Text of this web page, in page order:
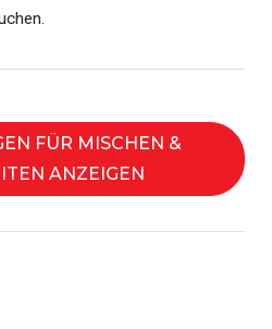
FÜR MISCHEN &
ANZEIGEN